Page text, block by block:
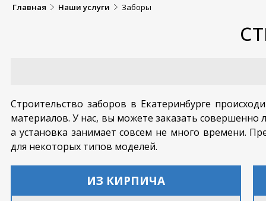
Главная Наши услуги Заборы
Строительство заборов в Екатеринбурге
материалов. У нас, вы можете заказать совершенно
а установка занимает совсем не много времени.
для некоторых типов моделей.
ИЗ КИРПИЧА